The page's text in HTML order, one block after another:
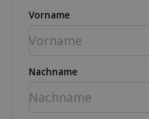
Vorname
Nachname